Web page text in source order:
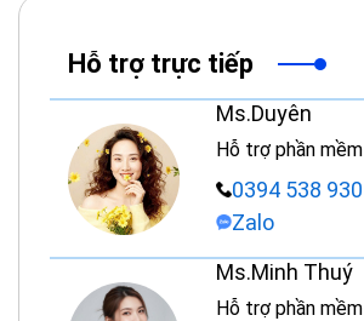
Hỗ trợ trực tiếp
Ms.Duyên
Hỗ trợ phần mềm
0394 538 930
Zalo
Ms.Minh Thuý
Hỗ trợ phần mềm